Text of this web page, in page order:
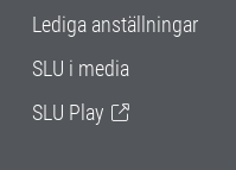
Lediga anställningar
SLU i media
SLU Play